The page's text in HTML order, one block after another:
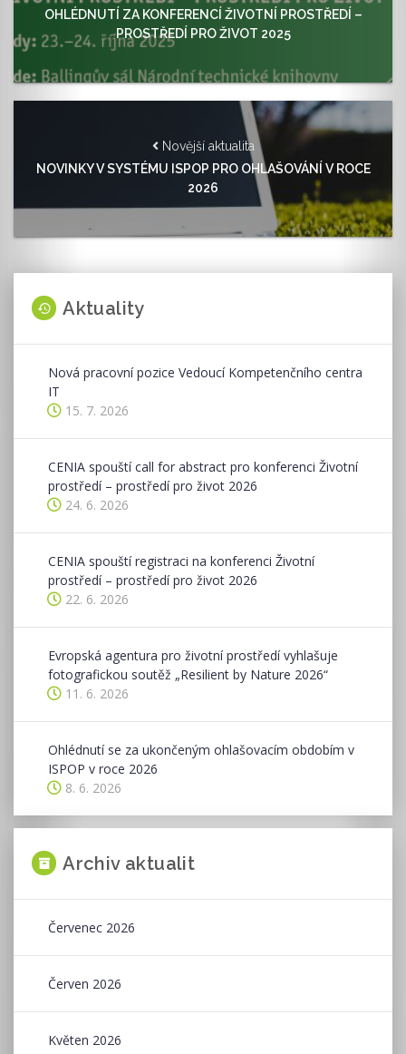
OHLÉDNUTÍ ZA KONFERENCÍ ŽIVOTNÍ PROSTŘEDÍ –
PROSTŘEDÍ PRO ŽIVOT 2025
Novější aktualita
NOVINKY V SYSTÉMU ISPOP PRO OHLAŠOVÁNÍ V ROCE
2026
Aktuality
Nová pracovní pozice Vedoucí Kompetenčního centra
IT
15. 7. 2026
CENIA spouští call for abstract pro konferenci Životní
prostředí – prostředí pro život 2026
24. 6. 2026
CENIA spouští registraci na konferenci Životní
prostředí – prostředí pro život 2026
22. 6. 2026
Evropská agentura pro životní prostředí vyhlašuje
fotografickou soutěž „Resilient by Nature 2026“
11. 6. 2026
Ohlédnutí se za ukončeným ohlašovacím obdobím v
ISPOP v roce 2026
8. 6. 2026
Archiv aktualit
Červenec 2026
Červen 2026
Květen 2026